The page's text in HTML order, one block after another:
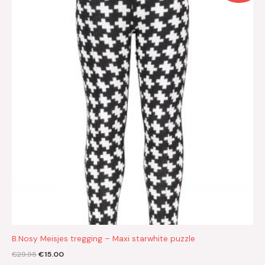
B.Nosy Meisjes tregging – Maxi starwhite puzzle
€29.95€15.00
€15.00.